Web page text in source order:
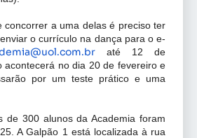
concorrer a uma delas é preciso ter
o currículo na dança para o e-
com.br até 12 de
acontecerá no dia 20 de fevereiro e
por um teste prático e uma
de 300 alunos da Academia foram
A Galpão 1 está localizada à rua